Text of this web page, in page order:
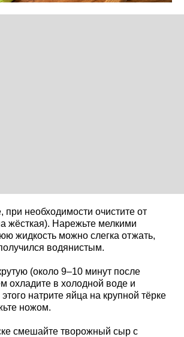
необходимости очистите от
жёсткая). Нарежьте мелкими
жидкость можно слегка отжать,
водянистым.
(около 9–10 минут после
охладите в холодной воде и
натрите яйца на крупной тёрке
ножом.
смешайте творожный сыр с